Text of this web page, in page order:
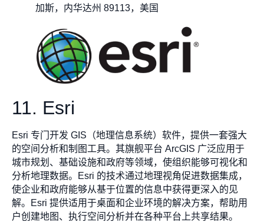
加斯，内华达州 89113，美国
11. Esri
Esri 专门开发 GIS（地理信息系统）软件，提供一套强大
的空间分析和制图工具。其旗舰平台 ArcGIS 广泛应用于
城市规划、基础设施和政府等领域，使组织能够可视化和
分析地理数据。Esri 的技术通过地理视角促进数据集成，
使企业和政府能够从基于位置的信息中获得更深入的见
解。Esri 提供适用于桌面和企业环境的解决方案，帮助用
户创建地图、执行空间分析并在各种平台上共享结果。